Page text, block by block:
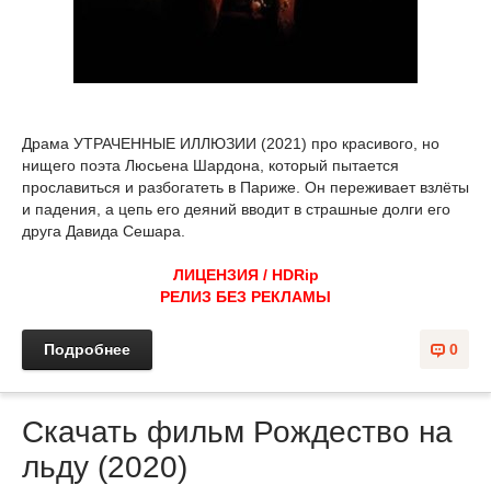
Драма УТРАЧЕННЫЕ ИЛЛЮЗИИ (2021) про красивого, но
нищего поэта Люсьена Шардона, который пытается
прославиться и разбогатеть в Париже. Он переживает взлёты
и падения, а цепь его деяний вводит в страшные долги его
друга Давида Сешара.
ЛИЦЕНЗИЯ / HDRip
РЕЛИЗ БЕЗ РЕКЛАМЫ
0
Подробнее
Скачать фильм Рождество на
льду (2020)